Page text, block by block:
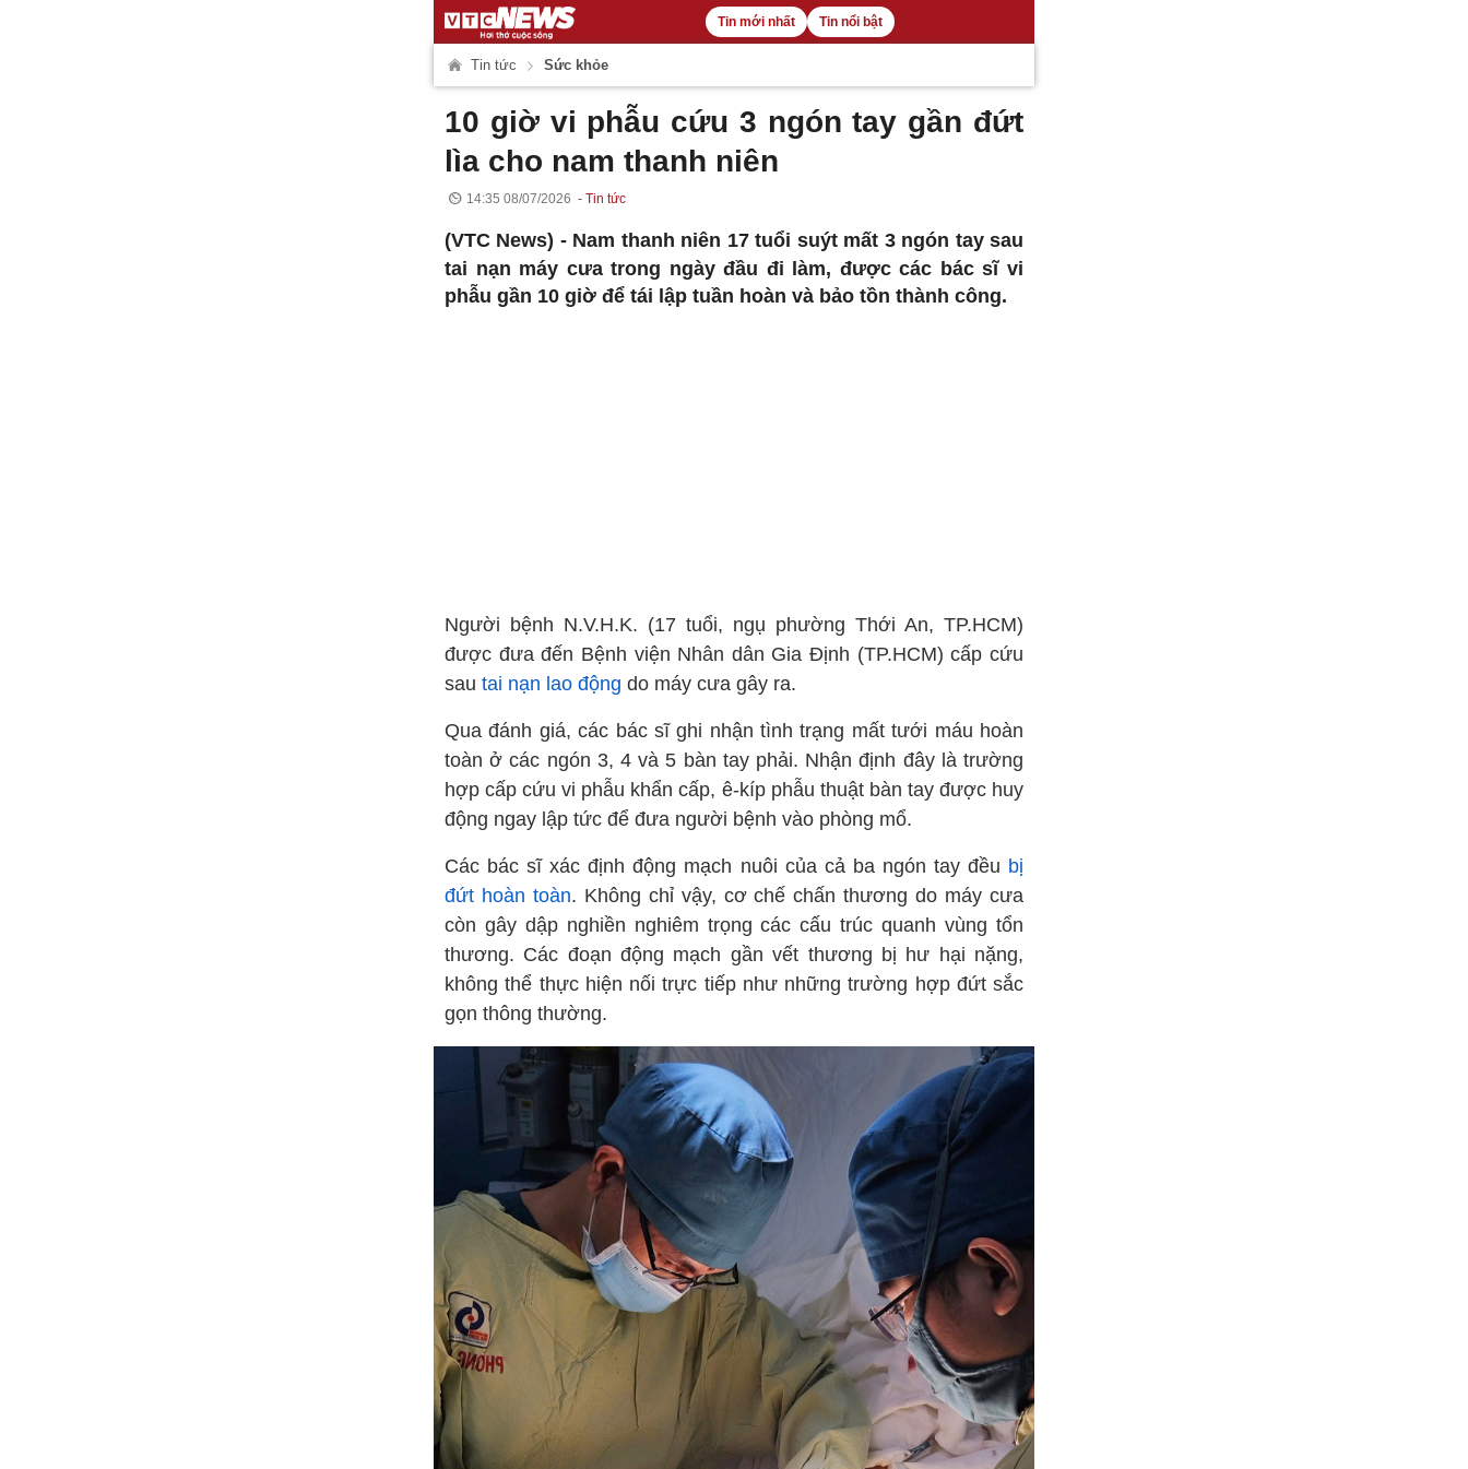
Tin mới nhất Tin nổi bật
Tin tức Sức khỏe
10 giờ vi phẫu cứu 3 ngón tay gần đứt
lìa cho nam thanh niên
14:35 08/07/2026 Tin tức
(VTC News) - Nam thanh niên 17 tuổi suýt mất 3 ngón tay sau
tai nạn máy cưa trong ngày đầu đi làm, được các bác sĩ vi
phẫu gần 10 giờ để tái lập tuần hoàn và bảo tồn thành công.
Người bệnh N.V.H.K. (17 tuổi, ngụ phường Thới An, TP.HCM)
được đưa đến Bệnh viện Nhân dân Gia Định (TP.HCM) cấp cứu
sau tai nạn lao động do máy cưa gây ra.
Qua đánh giá, các bác sĩ ghi nhận tình trạng mất tưới máu hoàn
toàn ở các ngón 3, 4 và 5 bàn tay phải. Nhận định đây là trường
hợp cấp cứu vi phẫu khẩn cấp, ê-kíp phẫu thuật bàn tay được huy
động ngay lập tức để đưa người bệnh vào phòng mổ.
Các bác sĩ xác định động mạch nuôi của cả ba ngón tay đều bị
đứt hoàn toàn. Không chỉ vậy, cơ chế chấn thương do máy cưa
còn gây dập nghiền nghiêm trọng các cấu trúc quanh vùng tổn
thương. Các đoạn động mạch gần vết thương bị hư hại nặng,
không thể thực hiện nối trực tiếp như những trường hợp đứt sắc
gọn thông thường.